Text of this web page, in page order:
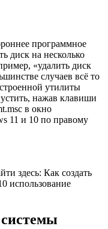
программное
диск на несколько
«удалить диск
случаев всё то
утилиты
нажав клавиши
в окно
11 и 10 по правому
здесь: Как создать
использование